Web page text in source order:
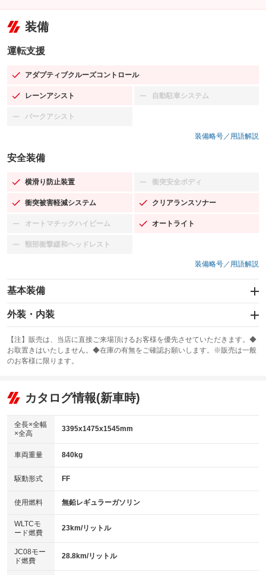
装備
運転支援
アダプティブクルーズコントロール
：装備あり
レーンアシスト
：装備あり 自動駐車システム
：装備なし
パークアシスト
：装備なし
装備略号／用語解説
安全装備
横滑り防止装置
：装備あり 衝突安全ボディ
：装備なし
衝突被害軽減システム
：装備あり クリアランスソナー
：装備あり
オートマチックハイビーム
：装備なし オートライト
：装備あり
頸部衝撃緩和ヘッドレスト
：装備なし
装備略号／用語解説
基本装備
エアバッグ：運転席/助手席/サイド
：装備あり
：装備なし
サンルーフ
：装備なし ABS
リフトアップ
：装備なし
：装備なし
パワーウィンドウ
アイドリングストップ
：装備あり
USB入力端子
：装備あり
100V電源
：装備なし
センターデフロック
：装備なし
電動格納ミラー
：装備あり
外装・内装
カーナビ：SDナビ
：装備あり
TV
：装備なし
ビジュアル
：装備なし
アルミホイール
：装備なし
HID(キセノンライト)
バックカメラ
エアロ
：装備なし
ローダウン
：装備なし
【注】販売は、当店に直接ご来場頂けるお客様を優先させていただきます。◆
お取置きはいたしません。◆在庫の有無をご確認お願いします。※販売は一般
のお客様に限ります。
カタログ情報(新車時)
全長×全幅
×全高
3395x1475x1545mm
車両重量 840kg
駆動形式 FF
使用燃料 無鉛レギュラーガソリン
WLTCモ
ード燃費
23km/リットル
JC08モー
ド燃費
28.8km/リットル